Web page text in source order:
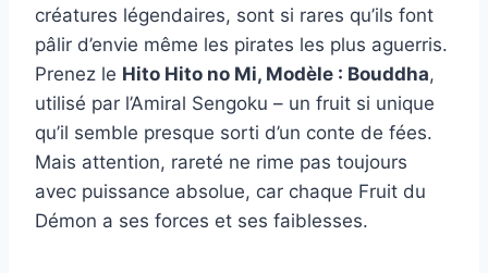
créatures légendaires, sont si rares qu’ils font
pâlir d’envie même les pirates les plus aguerris.
Prenez le Hito Hito no Mi, Modèle : Bouddha,
utilisé par l’Amiral Sengoku – un fruit si unique
qu’il semble presque sorti d’un conte de fées.
Mais attention, rareté ne rime pas toujours
avec puissance absolue, car chaque Fruit du
Démon a ses forces et ses faiblesses.